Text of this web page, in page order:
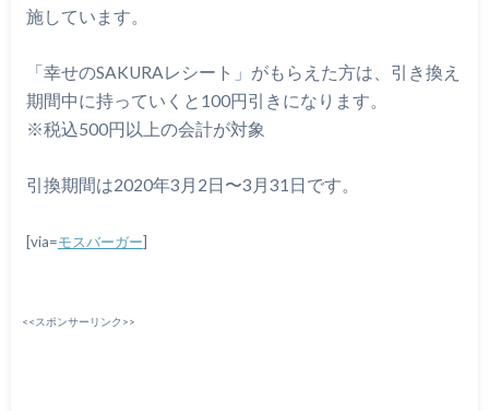
施しています。
「幸せのSAKURAレシート」がもらえた方は、引き換え
期間中に持っていくと100円引きになります。
※税込500円以上の会計が対象
引換期間は2020年3月2日〜3月31日です。
[via=モスバーガー]
<<スポンサーリンク>>